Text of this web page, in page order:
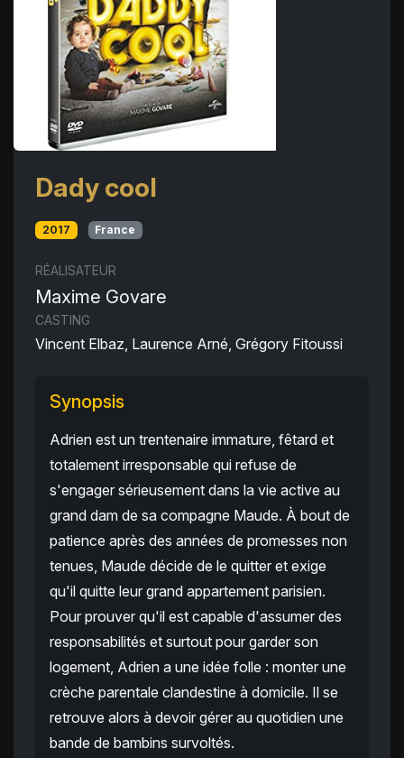
Dady cool
2017 France
RÉALISATEUR
Maxime Govare
CASTING
Vincent Elbaz, Laurence Arné, Grégory Fitoussi
Synopsis
Adrien est un trentenaire immature, fêtard et
totalement irresponsable qui refuse de
s'engager sérieusement dans la vie active au
grand dam de sa compagne Maude. À bout de
patience après des années de promesses non
tenues, Maude décide de le quitter et exige
qu'il quitte leur grand appartement parisien.
Pour prouver qu'il est capable d'assumer des
responsabilités et surtout pour garder son
logement, Adrien a une idée folle : monter une
crèche parentale clandestine à domicile. Il se
retrouve alors à devoir gérer au quotidien une
bande de bambins survoltés.